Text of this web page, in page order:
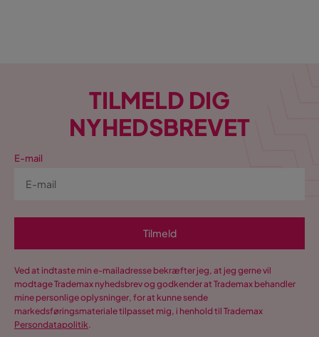
TILMELD DIG
NYHEDSBREVET
E-mail
Tilmeld
Ved at indtaste min e-mailadresse bekræfter jeg, at jeg gerne vil
modtage Trademax nyhedsbrev og godkender at Trademax behandler
mine personlige oplysninger, for at kunne sende
markedsføringsmateriale tilpasset mig, i henhold til Trademax
Persondatapolitik.